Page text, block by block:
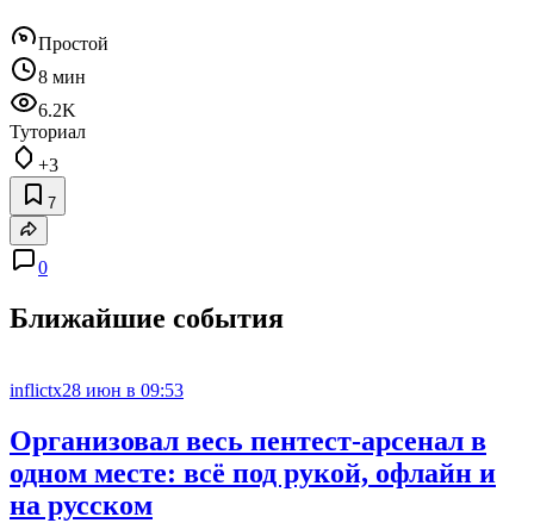
Простой
8 мин
6.2K
Туториал
+3
7
0
Ближайшие события
inflictx28 июн в 09:53
Организовал весь пентест-арсенал в
одном месте: всё под рукой, офлайн и
на русском